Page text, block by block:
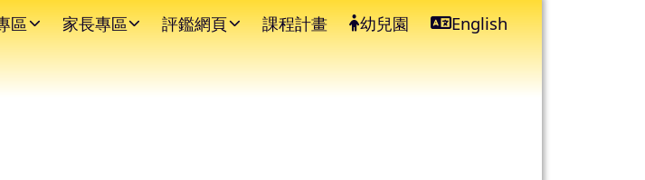
⏸
區 家長專區 評鑑網頁 課程計畫 幼兒園 English